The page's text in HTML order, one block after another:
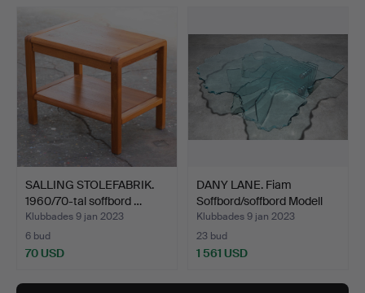
SALLING STOLEFABRIK.
1960/70-tal soffbord …
Klubbades 9 jan 2023
6 bud
70 USD
DANY LANE. Fiam
Soffbord/soffbord Modell
S…
Klubbades 9 jan 2023
23 bud
1 561 USD